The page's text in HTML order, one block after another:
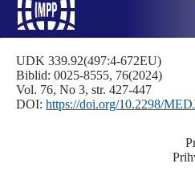
UDK 339.92(497:4-672EU)
Biblid: 0025-8555, 76(2024)
Vol. 76, No 3, str. 427-447
DOI: https://doi.org/10.2298/